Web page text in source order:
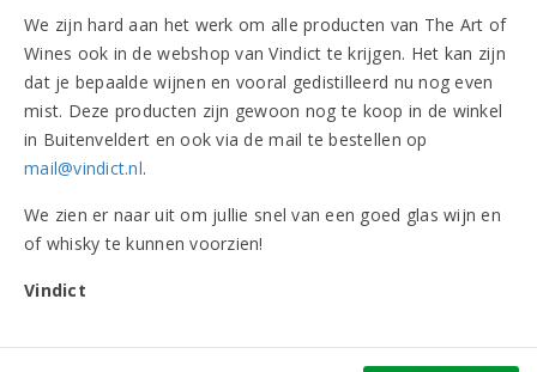
Aanmelden nieuwsbrief
Mis niet langer de beste wijnaanbiedingen en mooiste
proeverijen!
De scherpste aanbiedingen
Handige wijn en spijs tips
Winkel - A’dam Jordaan
Elandsgracht 113
We zijn hard aan het werk om alle producten van The Art of
Wines ook in de webshop van Vindict te krijgen. Het kan zijn
dat je bepaalde wijnen en vooral gedistilleerd nu nog even
mist. Deze producten zijn gewoon nog te koop in de winkel
in Buitenveldert en ook via de mail te bestellen op
mail@vindict.nl.
We zien er naar uit om jullie snel van een goed glas wijn en
of whisky te kunnen voorzien!
Vindict